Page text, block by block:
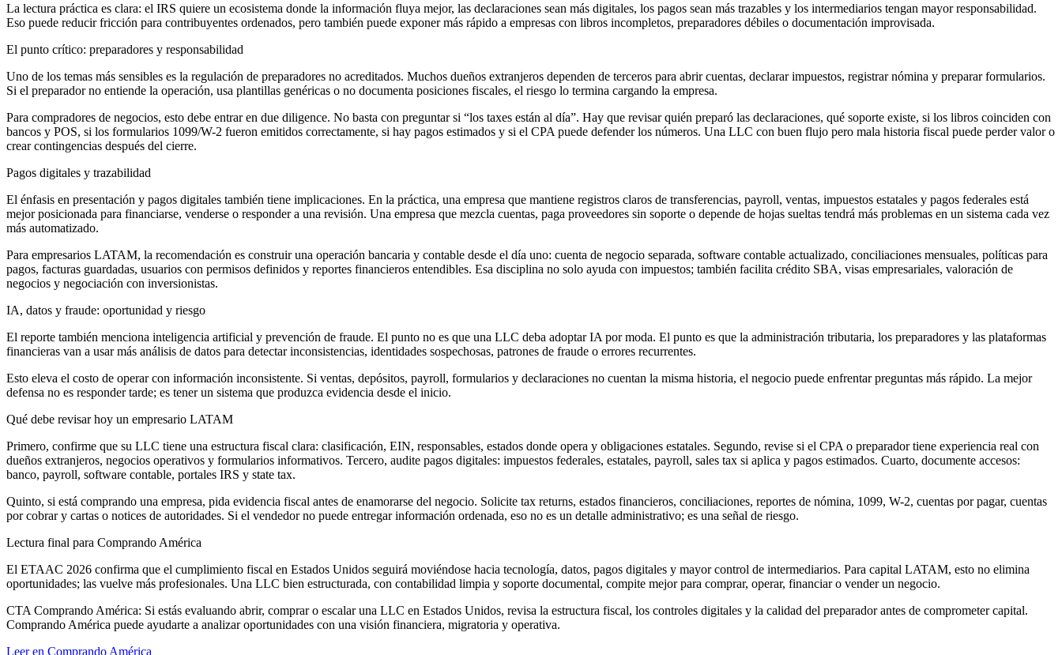
La lectura práctica es clara: el IRS quiere un ecosistema donde la información fluya mejor, las declaraciones sean más digitales, los pagos sean más trazables y los intermediarios tengan mayor responsabilidad.
Eso puede reducir fricción para contribuyentes ordenados, pero también puede exponer más rápido a empresas con libros incompletos, preparadores débiles o documentación improvisada.
El punto crítico: preparadores y responsabilidad
Uno de los temas más sensibles es la regulación de preparadores no acreditados. Muchos dueños extranjeros dependen de terceros para abrir cuentas, declarar impuestos, registrar nómina y preparar formularios.
Si el preparador no entiende la operación, usa plantillas genéricas o no documenta posiciones fiscales, el riesgo lo termina cargando la empresa.
Para compradores de negocios, esto debe entrar en due diligence. No basta con preguntar si “los taxes están al día”. Hay que revisar quién preparó las declaraciones, qué soporte existe, si los libros coinciden con
bancos y POS, si los formularios 1099/W-2 fueron emitidos correctamente, si hay pagos estimados y si el CPA puede defender los números. Una LLC con buen flujo pero mala historia fiscal puede perder valor o
crear contingencias después del cierre.
Pagos digitales y trazabilidad
El énfasis en presentación y pagos digitales también tiene implicaciones. En la práctica, una empresa que mantiene registros claros de transferencias, payroll, ventas, impuestos estatales y pagos federales está
mejor posicionada para financiarse, venderse o responder a una revisión. Una empresa que mezcla cuentas, paga proveedores sin soporte o depende de hojas sueltas tendrá más problemas en un sistema cada vez
más automatizado.
Para empresarios LATAM, la recomendación es construir una operación bancaria y contable desde el día uno: cuenta de negocio separada, software contable actualizado, conciliaciones mensuales, políticas para
pagos, facturas guardadas, usuarios con permisos definidos y reportes financieros entendibles. Esa disciplina no solo ayuda con impuestos; también facilita crédito SBA, visas empresariales, valoración de
negocios y negociación con inversionistas.
IA, datos y fraude: oportunidad y riesgo
El reporte también menciona inteligencia artificial y prevención de fraude. El punto no es que una LLC deba adoptar IA por moda. El punto es que la administración tributaria, los preparadores y las plataformas
financieras van a usar más análisis de datos para detectar inconsistencias, identidades sospechosas, patrones de fraude o errores recurrentes.
Esto eleva el costo de operar con información inconsistente. Si ventas, depósitos, payroll, formularios y declaraciones no cuentan la misma historia, el negocio puede enfrentar preguntas más rápido. La mejor
defensa no es responder tarde; es tener un sistema que produzca evidencia desde el inicio.
Qué debe revisar hoy un empresario LATAM
Primero, confirme que su LLC tiene una estructura fiscal clara: clasificación, EIN, responsables, estados donde opera y obligaciones estatales. Segundo, revise si el CPA o preparador tiene experiencia real con
dueños extranjeros, negocios operativos y formularios informativos. Tercero, audite pagos digitales: impuestos federales, estatales, payroll, sales tax si aplica y pagos estimados. Cuarto, documente accesos:
banco, payroll, software contable, portales IRS y state tax.
Quinto, si está comprando una empresa, pida evidencia fiscal antes de enamorarse del negocio. Solicite tax returns, estados financieros, conciliaciones, reportes de nómina, 1099, W-2, cuentas por pagar, cuentas
por cobrar y cartas o notices de autoridades. Si el vendedor no puede entregar información ordenada, eso no es un detalle administrativo; es una señal de riesgo.
Lectura final para Comprando América
El ETAAC 2026 confirma que el cumplimiento fiscal en Estados Unidos seguirá moviéndose hacia tecnología, datos, pagos digitales y mayor control de intermediarios. Para capital LATAM, esto no elimina
oportunidades; las vuelve más profesionales. Una LLC bien estructurada, con contabilidad limpia y soporte documental, compite mejor para comprar, operar, financiar o vender un negocio.
CTA Comprando América: Si estás evaluando abrir, comprar o escalar una LLC en Estados Unidos, revisa la estructura fiscal, los controles digitales y la calidad del preparador antes de comprometer capital.
Comprando América puede ayudarte a analizar oportunidades con una visión financiera, migratoria y operativa.
Leer en Comprando América